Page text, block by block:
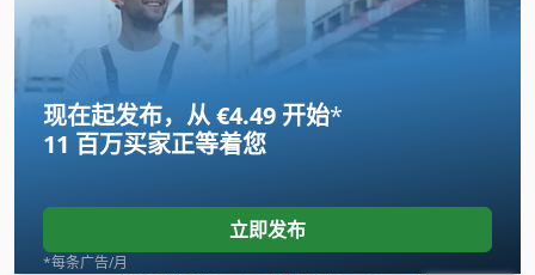
现在起发布，从 €4.49 开始*
11 百万买家正等着您
立即发布
*每条广告/月